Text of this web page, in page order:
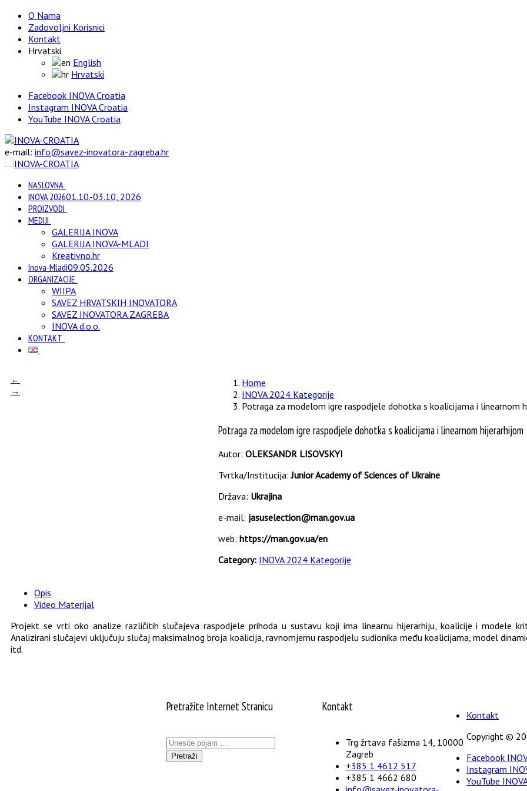
O Nama
Zadovoljni Korisnici
Kontakt
Hrvatski
English
Hrvatski
Facebook INOVA Croatia
Instagram INOVA Croatia
YouTube INOVA Croatia
e-mail: info@savez-inovatora-zagreba.hr
NASLOVNA
INOVA 202601.10.-03.10, 2026
PROIZVODI
MEDIJI
GALERIJA INOVA
GALERIJA INOVA-MLADI
Kreativno.hr
Inova-Mladi09.05.2026
ORGANIZACIJE
WIIPA
SAVEZ HRVATSKIH INOVATORA
SAVEZ INOVATORA ZAGREBA
INOVA d.o.o.
KONTAKT
←
→
Home
INOVA 2024 Kategorije
Potraga za modelom igre raspodjele dohotka s koalicijama i linearnom
Potraga za modelom igre raspodjele dohotka s koalicijama i linearnom hijerarhijom
Autor:OLEKSANDR LISOVSKYI
Tvrtka/Institucija:Junior Academy of Sciences of Ukraine
Država: Ukrajina
e-mail: jasuselection@man.gov.ua
web:https://man.gov.ua/en
Category: INOVA 2024 Kategorije
Opis
Video Materijal
Projekt se vrti oko analize različitih slučajeva raspodjele prihoda u sustavu koji ima linearnu hijerarhiju, koalicije i modele
Analizirani slučajevi uključuju slučaj maksimalnog broja koalicija, ravnomjernu raspodjelu sudionika među koalicijama, model
itd.
Pretražite Internet Stranicu
Pretraži:
Kontakt
Trg žrtava fašizma 14, 10000
Zagreb
+385 1 4612 517
+385 1 4662 680
Kontakt
Copyright ©
Facebook
Instagram
YouTube